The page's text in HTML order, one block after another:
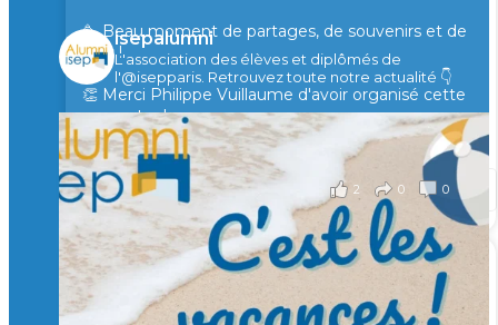
🥳 Beau moment de partages, de souvenirs et de
rires !
👏 Merci Philippe Vuillaume d'avoir organisé cette
rencontre !
il y a 2 mois
2 0 0
Voir sur Facebook · Partager
🙏 Soutenez l’Isep via la taxe d’apprentissage 2026
et contribuons ensemble à former les générations
d’ingénieurs de demain. 🙏
isepalumni
L'association des élèves et diplômés de
l'@isepparis. Retrouvez toute notre actualité 👇